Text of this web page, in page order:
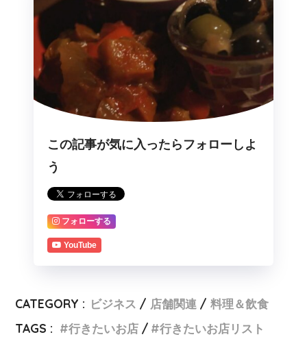
この記事が気に入ったらフォローしよ
う
フォローする
YouTube
CATEGORY : ビジネス 店舗関連
料理＆飲食
TAGS :
行きたいお店 行きたいお店リスト